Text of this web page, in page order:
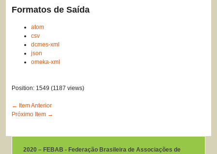
Formatos de Saída
atom
csv
dcmes-xml
json
omeka-xml
Position: 1549 (1187 views)
← Item Anterior
Próximo Item →
2020 – FEBAB - Federação Brasileira de Associações de